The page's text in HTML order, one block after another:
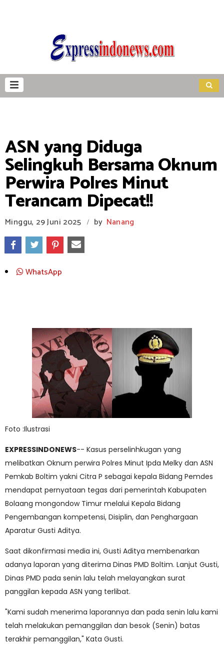
ASN yang Diduga
Selingkuh Bersama Oknum
Perwira Polres Minut
Terancam Dipecat!!
Minggu, 29 Juni 2025 / by Nanang
WhatsApp
Foto :Ilustrasi
EXPRESSINDONEWS-- Kasus perselinhkugan yang
melibatkan Oknum perwira Polres Minut Ipda Melky dan ASN
Pemkab Boltim yakni Citra P sebagai kepala Bidang Pemdes
mendapat pernyataan tegas dari pemerintah Kabupaten
Bolaang mongondow Timur melalui Kepala Bidang
Pengembangan kompetensi, Disiplin, dan Penghargaan
Aparatur Gusti Aditya.
Saat dikonfirmasi media ini, Gusti Aditya membenarkan
adanya laporan yang diterima Dinas PMD Boltim. Lanjut Gusti,
Dinas PMD pada senin lalu telah melayangkan surat
panggilan kepada ASN yang terlibat.
"Kami sudah menerima laporannya dan pada senin lalu kami
telah melakukan pemanggilan dan besok (Senin) batas
terakhir pemanggilan," Kata Gusti.